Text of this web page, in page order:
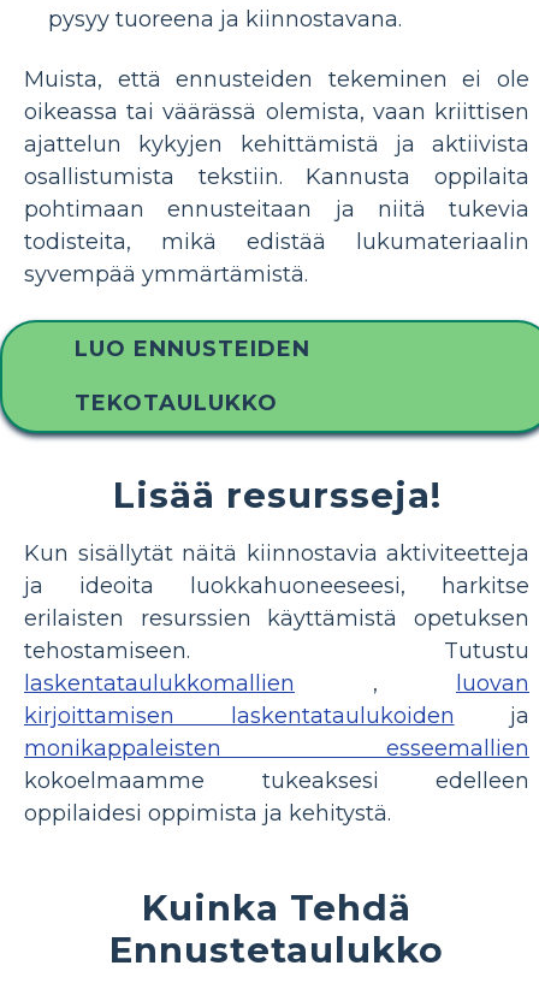
pysyy tuoreena ja kiinnostavana.
Muista, että ennusteiden tekeminen ei ole
oikeassa tai väärässä olemista, vaan kriittisen
ajattelun kykyjen kehittämistä ja aktiivista
osallistumista tekstiin. Kannusta oppilaita
pohtimaan ennusteitaan ja niitä tukevia
todisteita, mikä edistää lukumateriaalin
syvempää ymmärtämistä.
LUO ENNUSTEIDEN
TEKOTAULUKKO
Lisää resursseja!
Kun sisällytät näitä kiinnostavia aktiviteetteja
ja ideoita luokkahuoneeseesi, harkitse
erilaisten resurssien käyttämistä opetuksen
tehostamiseen. Tutustu
laskentataulukkomallien , luovan
kirjoittamisen laskentataulukoiden ja
monikappaleisten esseemallien
kokoelmaamme tukeaksesi edelleen
oppilaidesi oppimista ja kehitystä.
Kuinka Tehdä
Ennustetaulukko